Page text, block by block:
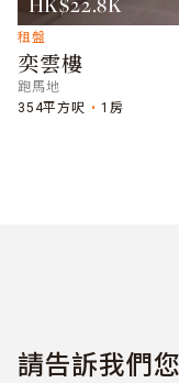
HK$22.8K
租盤
奕雲樓
跑馬地
354平方呎
1房
請告訴我們